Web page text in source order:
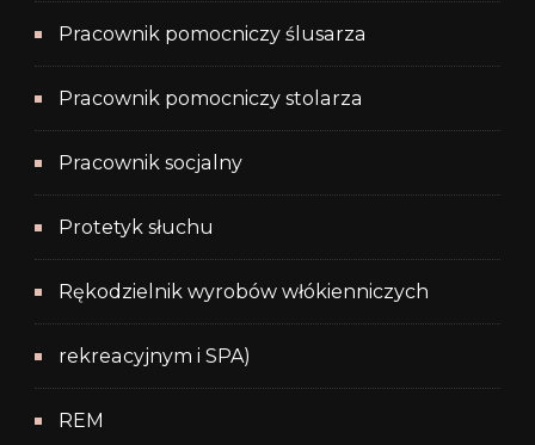
Pracownik pomocniczy ślusarza
Pracownik pomocniczy stolarza
Pracownik socjalny
Protetyk słuchu
Rękodzielnik wyrobów włókienniczych
rekreacyjnym i SPA)
REM